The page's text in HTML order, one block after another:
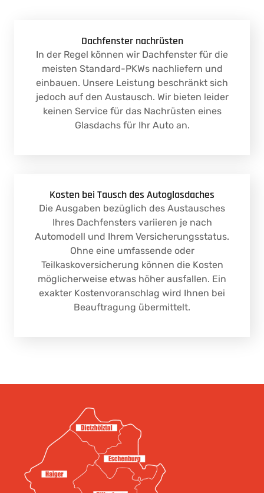
Dachfenster nachrüsten
In der Regel können wir Dachfenster für die
meisten Standard-PKWs nachliefern und
einbauen. Unsere Leistung beschränkt sich
jedoch auf den Austausch. Wir bieten leider
keinen Service für das Nachrüsten eines
Glasdachs für Ihr Auto an.
Kosten bei Tausch des Autoglasdaches
Die Ausgaben bezüglich des Austausches
Ihres Dachfensters variieren je nach
Automodell und Ihrem Versicherungsstatus.
Ohne eine umfassende oder
Teilkaskoversicherung können die Kosten
möglicherweise etwas höher ausfallen. Ein
exakter Kostenvoranschlag wird Ihnen bei
Beauftragung übermittelt.